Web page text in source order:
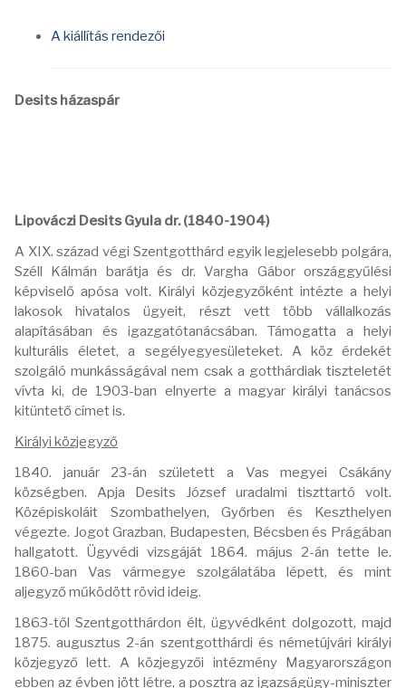
A kiállítás rendezői
Desits házaspár
Lipováczi Desits Gyula dr. (1840-1904)
A XIX. század végi Szentgotthárd egyik legjelesebb polgára,
Széll Kálmán barátja és dr. Vargha Gábor országgyűlési
képviselő apósa volt. Királyi közjegyzőként intézte a helyi
lakosok hivatalos ügyeit, részt vett több vállalkozás
alapításában és igazgatótanácsában. Támogatta a helyi
kulturális életet, a segélyegyesületeket. A köz érdekét
szolgáló munkásságával nem csak a gotthárdiak tiszteletét
vívta ki, de 1903-ban elnyerte a magyar királyi tanácsos
kitüntető címet is.
Királyi közjegyző
1840. január 23-án született a Vas megyei Csákány
községben. Apja Desits József uradalmi tiszttartó volt.
Középiskoláit Szombathelyen, Győrben és Keszthelyen
végezte. Jogot Grazban, Budapesten, Bécsben és Prágában
hallgatott. Ügyvédi vizsgáját 1864. május 2-án tette le.
1860-ban Vas vármegye szolgálatába lépett, és mint
aljegyző működött rövid ideig.
1863-től Szentgotthárdon élt, ügyvédként dolgozott, majd
1875. augusztus 2-án szentgotthárdi és németújvári királyi
közjegyző lett. A közjegyzői intézmény Magyarországon
ebben az évben jött létre, a posztra az igazságügy-miniszter